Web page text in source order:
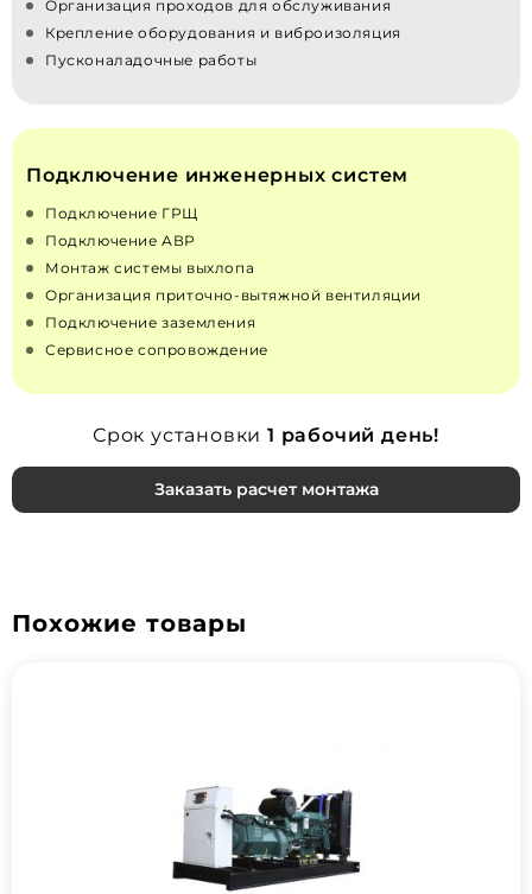
Организация проходов для обслуживания
Крепление оборудования и виброизоляция
Пусконаладочные работы
Подключение инженерных систем
Подключение ГРЩ
Подключение АВР
Монтаж системы выхлопа
Организация приточно‑вытяжной вентиляции
Подключение заземления
Сервисное сопровождение
Срок установки 1 рабочий день!
Заказать расчет монтажа
Похожие товары